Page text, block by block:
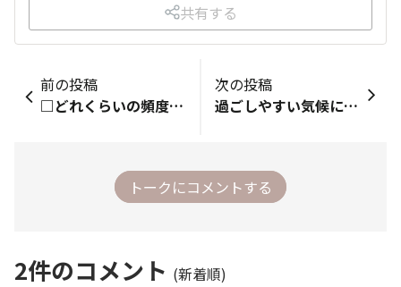
共有する
前の投稿
□どれくらいの頻度で利用する？ 毎日 □マー＆ミー歴 1年未満 □使いはじめたきっかけは？ ここのコミュニティ □マー＆ミーのここが好き！ デザインにもこだわっているところ □仲間のみなさんに一言 ヘアスタイルのバリエーションを増やしたい いつも投稿参考にさせていただいています これからもよろしくおねがいします❤️
次の投稿
過ごしやすい気候になりましたね 公園の散歩に行ってきました 朝から体を動かすと気持ちもスッキリしますね✨️
トークにコメントする
2件のコメント (新着順)